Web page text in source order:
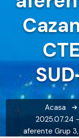
Acasa
2025.07.24
aferente Grup